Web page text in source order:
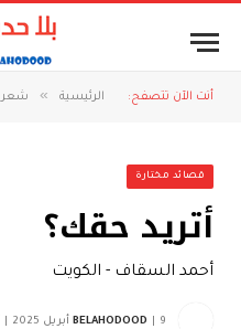
أنت الآن تتصفح: الرئيسية » شعر
قصائد مختارة
أتريد حقك؟
أحمد السقاف - الكويت
BELAHODOOD 9 أبريل 2025